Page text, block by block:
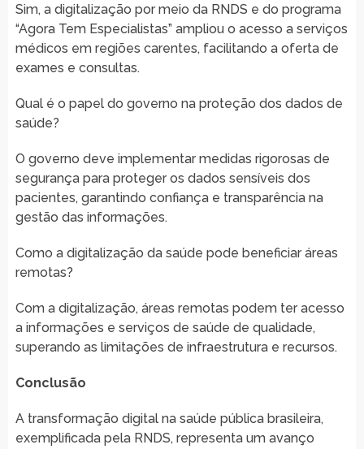
Sim, a digitalização por meio da RNDS e do programa
“Agora Tem Especialistas” ampliou o acesso a serviços
médicos em regiões carentes, facilitando a oferta de
exames e consultas.
Qual é o papel do governo na proteção dos dados de
saúde?
O governo deve implementar medidas rigorosas de
segurança para proteger os dados sensíveis dos
pacientes, garantindo confiança e transparência na
gestão das informações.
Como a digitalização da saúde pode beneficiar áreas
remotas?
Com a digitalização, áreas remotas podem ter acesso
a informações e serviços de saúde de qualidade,
superando as limitações de infraestrutura e recursos.
Conclusão
A transformação digital na saúde pública brasileira,
exemplificada pela RNDS, representa um avanço